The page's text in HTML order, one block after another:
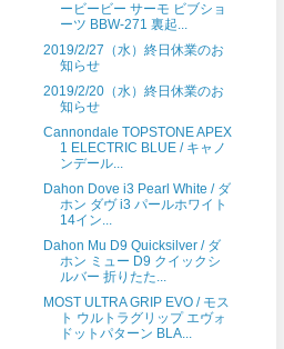
ービービー サーモ ビブショ
ーツ BBW-271 裏起...
2019/2/27（水）終日休業のお
知らせ
2019/2/20（水）終日休業のお
知らせ
Cannondale TOPSTONE APEX
1 ELECTRIC BLUE / キャノ
ンデール...
Dahon Dove i3 Pearl White / ダ
ホン ダヴ i3 パールホワイト
14イン...
Dahon Mu D9 Quicksilver / ダ
ホン ミュー D9 クイックシ
ルバー 折りたた...
MOST ULTRA GRIP EVO / モス
ト ウルトラグリップ エヴォ
ドットパターン BLA...